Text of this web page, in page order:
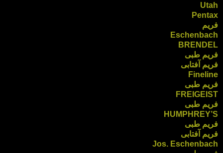
Utah
Pentax
فریم
Eschenbach
BRENDEL
فریم طبی
فریم آفتابی
Fineline
فریم طبی
FREIGEIST
فریم طبی
HUMPHREY’S
فریم طبی
فریم آفتابی
Jos. Eschenbach